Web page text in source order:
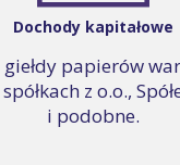
Dochody kapitałowe
giełdy papierów
z o.o.,
i podobne.